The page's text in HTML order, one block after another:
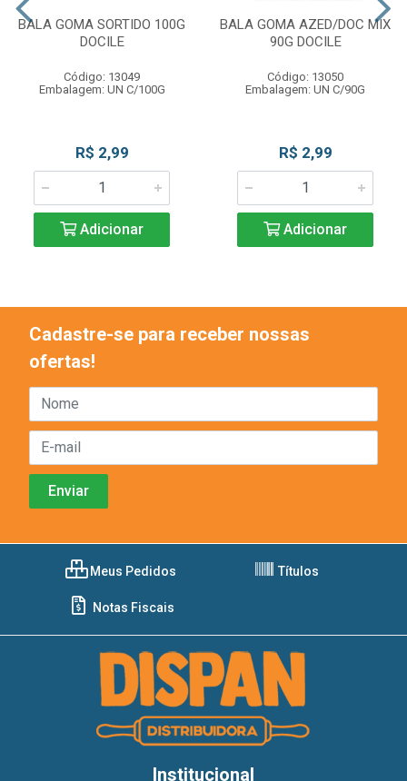
BALA GOMA SORTIDO 100G
DOCILE
Código: 13049
Embalagem: UN C/100G
R$ 2,99
Adicionar
BALA GOMA AZED/DOC MIX
90G DOCILE
Código: 13050
Embalagem: UN C/90G
R$ 2,99
Adicionar
Cadastre-se para receber nossas
ofertas!
Meus Pedidos Títulos
Notas Fiscais
Institucional